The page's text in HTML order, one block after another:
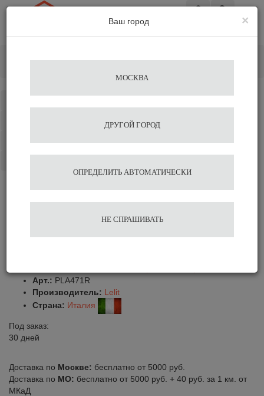
Темпер Lelit 57,35 мм
Арт.: PLA471R
Производитель: Lelit
Страна: Италия
Под заказ:
30 дней
Доставка по Москве: бесплатно от 5000 руб.
Доставка по МО: бесплатно от 5000 руб. + 40 руб. за 1 км. от
МКаД
×
Ваш город
МОСКВА
ДРУГОЙ ГОРОД
ОПРЕДЕЛИТЬ АВТОМАТИЧЕСКИ
НЕ СПРАШИВАТЬ